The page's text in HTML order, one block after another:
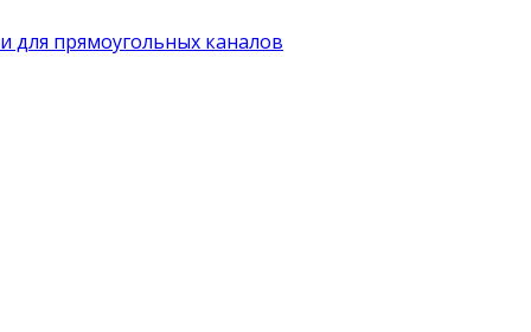
для прямоугольных каналов